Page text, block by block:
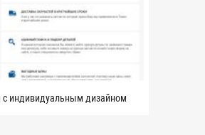
с индивидуальным дизайном